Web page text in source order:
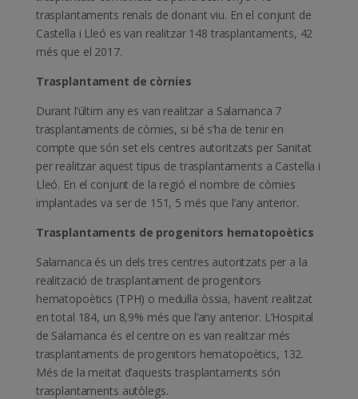
trasplantaments renals de donant viu. En el conjunt de
Castella i Lleó es van realitzar 148 trasplantaments, 42
més que el 2017.
Trasplantament de còrnies
Durant l’últim any es van realitzar a Salamanca 7
trasplantaments de còrnies, si bé s’ha de tenir en
compte que són set els centres autoritzats per Sanitat
per realitzar aquest tipus de trasplantaments a Castella i
Lleó. En el conjunt de la regió el nombre de còrnies
implantades va ser de 151, 5 més que l’any anterior.
Trasplantaments de progenitors hematopoètics
Salamanca és un dels tres centres autoritzats per a la
realització de trasplantament de progenitors
hematopoètics (TPH) o medul·la òssia, havent realitzat
en total 184, un 8,9% més que l’any anterior. L’Hospital
de Salamanca és el centre on es van realitzar més
trasplantaments de progenitors hematopoètics, 132.
Més de la meitat d’aquests trasplantaments són
trasplantaments autòlegs.